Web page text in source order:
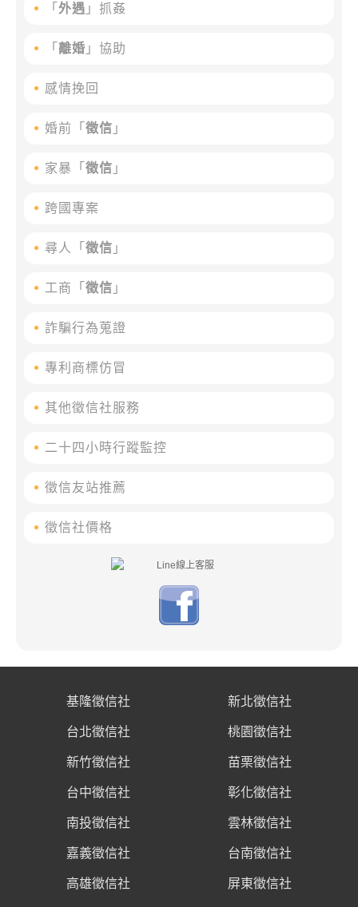
「 外遇 」抓姦
「 離婚 」協助
感情挽回
婚前「 徵信 」
家暴「 徵信 」
跨國專案
尋人「 徵信 」
工商「 徵信 」
詐騙行為蒐證
專利商標仿冒
其他徵信社服務
二十四小時行蹤監控
徵信友站推薦
徵信社價格
基隆徵信社 新北徵信社
台北徵信社 桃園徵信社
新竹徵信社 苗栗徵信社
台中徵信社 彰化徵信社
南投徵信社 雲林徵信社
嘉義徵信社 台南徵信社
高雄徵信社 屏東徵信社